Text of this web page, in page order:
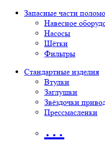
Запасные части
Навесное
Насосы
Щётки
Фильтры
Стандартные изделия
Втулки
Заглушки
Звёздочки
Прессмасленки
…